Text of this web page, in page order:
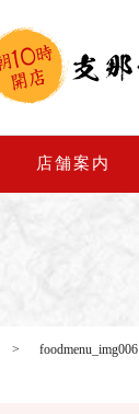
店舗案内
foodmenu_img006